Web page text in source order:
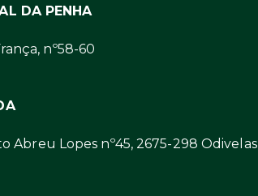
DA PENHA
nº58-60
Abreu Lopes nº45, 2675-298 Odivelas